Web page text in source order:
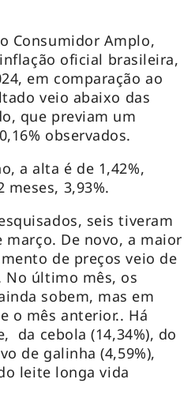
Consumidor Amplo,
oficial brasileira,
em comparação ao
veio abaixo das
que previam um
observados.
a alta é de 1,42%,
meses, 3,93%.
seis tiveram
De novo, a maior
de preços veio de
No último mês, os
sobem, mas em
o mês anterior.. Há
da cebola (14,34%), do
de galinha (4,59%),
leite longa vida